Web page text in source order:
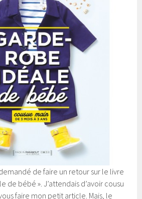
de faire un retour sur le livre
de bébé ». J’attendais d’avoir cousu
faire mon petit article. Mais, le